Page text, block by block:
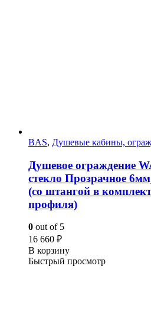
BAS, Душевые кабины,
Душевое ограждение
стекло Прозрачное
(со штангой в
профиля)
0 out of 5
16 660 ₽
В корзину
Быстрый просмотр